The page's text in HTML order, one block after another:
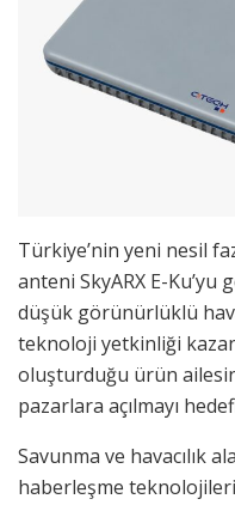
Türkiye’nin yeni nesil
anteni SkyARX E-Ku’yu
düşük görünürlüklü
teknoloji yetkinliği
oluşturduğu ürün
pazarlara açılmayı
Savunma ve havacılık
haberleşme